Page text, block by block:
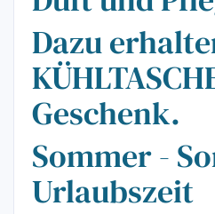
Dazu
Geschenk.
Sommer -
Urlaubszeit